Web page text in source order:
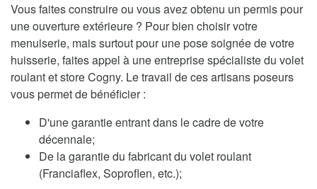
Vous faites construire ou vous avez obtenu un permis pour
une ouverture extérieure ? Pour bien choisir votre
menuiserie, mais surtout pour une pose soignée de votre
huisserie, faites appel à une entreprise spécialiste du volet
roulant et store Cogny. Le travail de ces artisans poseurs
vous permet de bénéficier :
D'une garantie entrant dans le cadre de votre
décennale;
De la garantie du fabricant du volet roulant
(Franciaflex, Soproflen, etc.);